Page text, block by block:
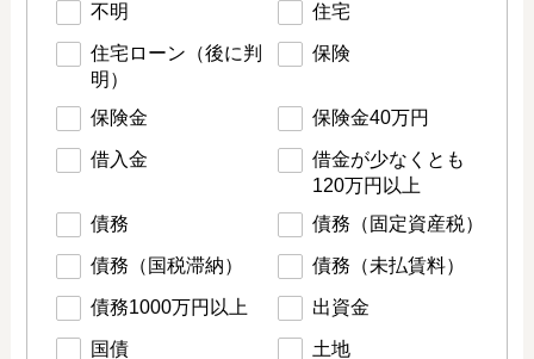
不明 住宅
住宅ローン（後に判
明）
保険
保険金 保険金40万円
借入金
借金が少なくとも
120万円以上
債務
債務（固定資産税）
債務（国税滞納） 債務（未払賃料）
債務1000万円以上 出資金
国債 土地